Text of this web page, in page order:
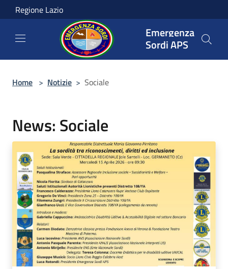
Salta al contenuto principale
Regione Lazio
Emergenza
Sordi APS
Home > Notizie > Sociale
News: Sociale